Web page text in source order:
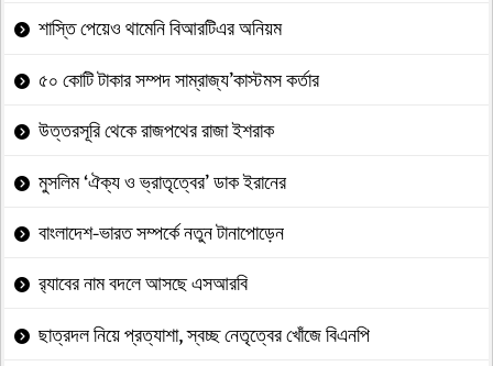
শাস্তি পেয়েও থামেনি বিআরটিএর অনিয়ম
৫০ কোটি টাকার সম্পদ সাম্রাজ্য’কাস্টমস কর্তার
উত্তরসূরি থেকে রাজপথের রাজা ইশরাক
মুসলিম ‘ঐক্য ও ভ্রাতৃত্বের’ ডাক ইরানের
বাংলাদেশ-ভারত সম্পর্কে নতুন টানাপোড়েন
র‍্যাবের নাম বদলে আসছে এসআরবি
ছাত্রদল নিয়ে প্রত্যাশা, স্বচ্ছ নেতৃত্বের খোঁজে বিএনপি